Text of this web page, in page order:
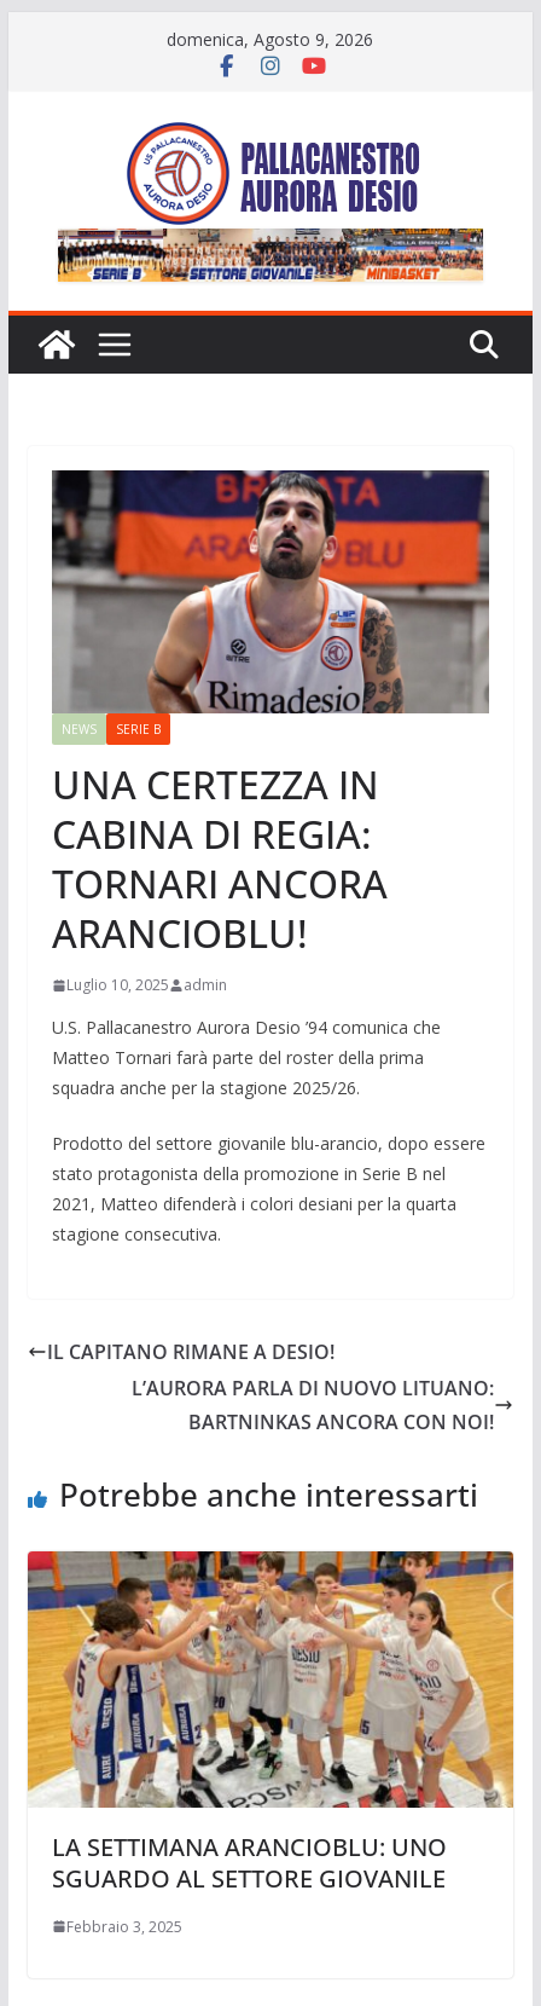
domenica, Agosto 9, 2026
NEWS SERIE B
UNA CERTEZZA IN
CABINA DI REGIA:
TORNARI ANCORA
ARANCIOBLU!
Luglio 10, 2025 admin
U.S. Pallacanestro Aurora Desio ’94 comunica che
Matteo Tornari farà parte del roster della prima
squadra anche per la stagione 2025/26.
Prodotto del settore giovanile blu-arancio, dopo essere
stato protagonista della promozione in Serie B nel
2021, Matteo difenderà i colori desiani per la quarta
stagione consecutiva.
IL CAPITANO RIMANE A DESIO!
L’AURORA PARLA DI NUOVO LITUANO:
BARTNINKAS ANCORA CON NOI!
Potrebbe anche interessarti
LA SETTIMANA ARANCIOBLU: UNO
SGUARDO AL SETTORE GIOVANILE
Febbraio 3, 2025